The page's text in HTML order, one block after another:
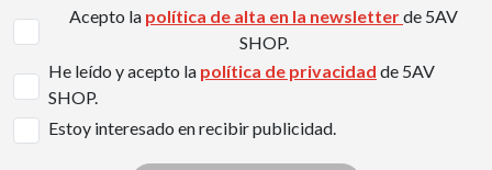
Acepto la política de alta en la newsletterde 5AV
SHOP.
He leído y acepto la política de privacidad de 5AV
SHOP.
Estoy interesado en recibir publicidad.